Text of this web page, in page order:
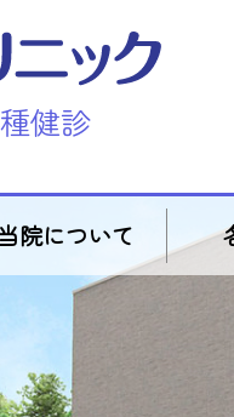
健診
当院について